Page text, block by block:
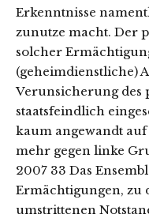
Erkenntnisse
zunutze macht. Der
solcher
(geheimdienstliche)
Verunsicherung des
staatsfeindlich
kaum angewandt
mehr gegen linke
2007 33 Das
Ermächtigungen, zu
umstrittenen